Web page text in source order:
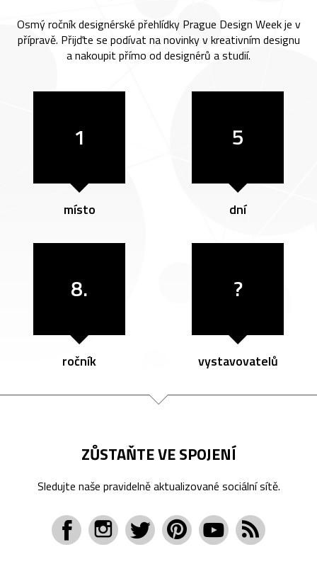
Osmý ročník designérské přehlídky Prague Design Week je v
přípravě. Přijďte se podívat na novinky v kreativním designu
a nakoupit přímo od designérů a studií.
1
místo
5
dní
8.
ročník
?
vystavovatelů
ZŮSTAŇTE VE SPOJENÍ
Sledujte naše pravidelně aktualizované sociální sítě.